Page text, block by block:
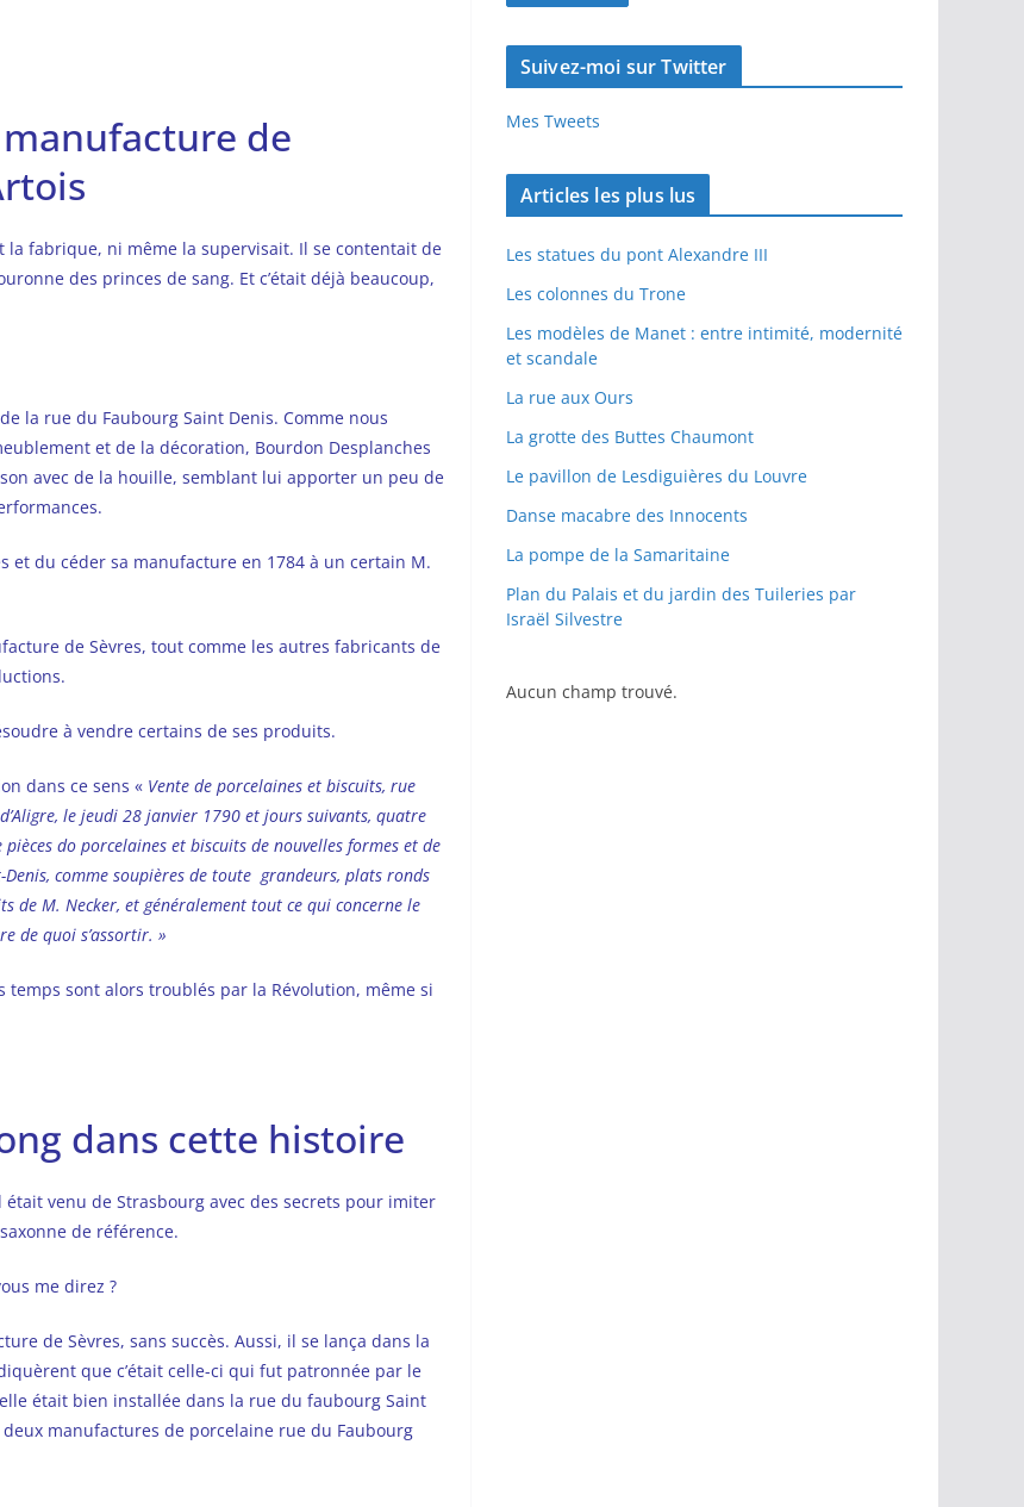
de
la fabrique, ni même la supervisait. Il se contentait de
des princes de sang. Et c’était déjà beaucoup,
la rue du Faubourg Saint Denis. Comme nous
et de la décoration, Bourdon Desplanches
avec de la houille, semblant lui apporter un peu de
et du céder sa manufacture en 1784 à un certain M.
de Sèvres, tout comme les autres fabricants de
à vendre certains de ses produits.
dans ce sens « Vente de porcelaines et biscuits, rue
le jeudi 28 janvier 1790 et jours suivants, quatre
do porcelaines et biscuits de nouvelles formes et de
comme soupières de toute grandeurs, plats ronds
de M. Necker, et généralement tout ce qui concerne le
de quoi s’assortir. »
sont alors troublés par la Révolution, même si
dans cette histoire
venu de Strasbourg avec des secrets pour imiter
de référence.
me direz ?
de Sèvres, sans succès. Aussi, il se lança dans la
que c’était celle-ci qui fut patronnée par le
était bien installée dans la rue du faubourg Saint
manufactures de porcelaine rue du Faubourg
Suivez-moi sur Twitter
Mes Tweets
Articles les plus lus
Les statues du pont Alexandre III
Les colonnes du Trone
Les modèles de Manet : entre intimité, modernité
et scandale
La rue aux Ours
La grotte des Buttes Chaumont
Le pavillon de Lesdiguières du Louvre
Danse macabre des Innocents
La pompe de la Samaritaine
Plan du Palais et du jardin des Tuileries par
Israël Silvestre
Aucun champ trouvé.